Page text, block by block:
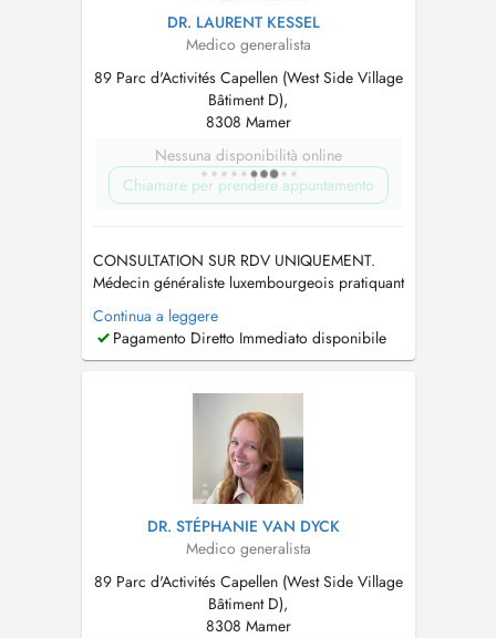
DR. LAURENT KESSEL
Medico generalista
89 Parc d'Activités Capellen (West Side Village
Bâtiment D),
8308 Mamer
Nessuna disponibilità online
Chiamare per prendere appuntamento
CONSULTATION SUR RDV UNIQUEMENT.
Médecin généraliste luxembourgeois pratiquant
au Centre Médical Capellen. Diplômé de la
Faculté de Médecine de Nancy (F). En cas
d'urgence, appelez le 28 37 39 si vous ne
convienne. Tout rendez-vous non honoré ou
Continua a leggere
Pagamento Diretto Immediato disponibile
DR. STÉPHANIE VAN DYCK
Medico generalista
89 Parc d'Activités Capellen (West Side Village
Bâtiment D),
8308 Mamer